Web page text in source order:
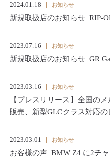
2024.01.18 お知らせ
新規取扱店のお知らせ_RIP-
2023.07.16 お知らせ
新規取扱店のお知らせ_GR
2023.03.16 お知らせ
【プレスリリース】全国の
販売、新型GLCクラス対応
2023.03.01 お知らせ
お客様の声_BMW Z4 に2チ